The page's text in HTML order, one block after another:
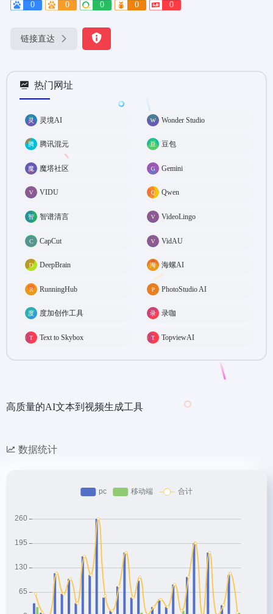
0 0 0 0 0
链接直达
热门网址
灵境AI Wonder Studio
腾讯混元 豆包
魔塔社区 Gemini
VIDU Qwen
智谱清言 VideoLingo
CapCut VidAU
DeepBrain 海螺AI
RunningHub PhotoStudio AI
度加创作工具 录咖
Text to Skybox TopviewAI
高质量的AI文本到视频生成工具
数据统计